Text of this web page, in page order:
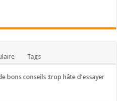
Tags
bons conseils :trop hâte d'essayer